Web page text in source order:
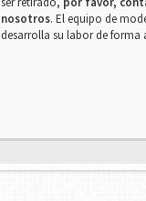
nosotros. El equipo de
desarrolla su labor de forma